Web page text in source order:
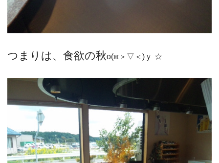
つまりは、食欲の秋о(ж＞▽＜)ｙ ☆